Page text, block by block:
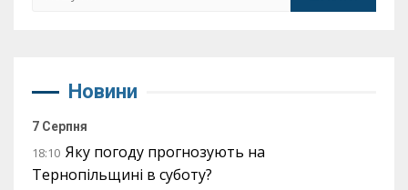
Новини
7 Серпня
18:10 Яку погоду прогнозують на
Тернопільщині в суботу?